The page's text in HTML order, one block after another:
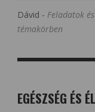
Dávid - Feladatok
témakörben
EGÉSZSÉG ÉS